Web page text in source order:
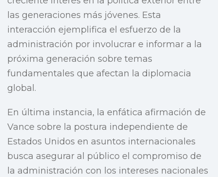
las generaciones más jóvenes. Esta
interacción ejemplifica el esfuerzo de la
administración por involucrar e informar a la
próxima generación sobre temas
fundamentales que afectan la diplomacia
global.
En última instancia, la enfática afirmación de
Vance sobre la postura independiente de
Estados Unidos en asuntos internacionales
busca asegurar al público el compromiso de
la administración con los intereses nacionales